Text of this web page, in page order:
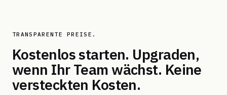
TRANSPARENTE PREISE.
Kostenlos starten. Upgraden,
wenn Ihr Team wächst. Keine
versteckten Kosten.